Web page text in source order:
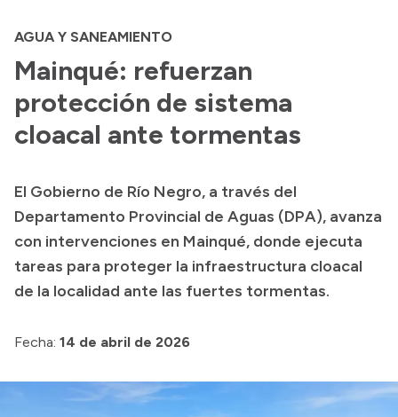
Autoridades
Delegaciones
Normativa
Presupuesto
Boletín Oficial
Compras y licitaciones
Consulta de expedientes
Convocatorias
Intranet
AGUA Y SANEAMIENTO
Mainqué: refuerzan
protección de sistema
cloacal ante tormentas
El Gobierno de Río Negro, a través del
Departamento Provincial de Aguas (DPA), avanza
con intervenciones en Mainqué, donde ejecuta
tareas para proteger la infraestructura cloacal
de la localidad ante las fuertes tormentas.
Fecha: 14 de abril de 2026